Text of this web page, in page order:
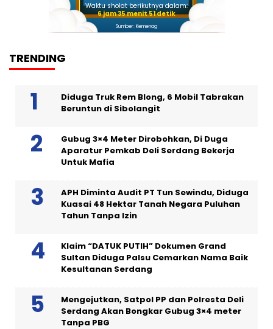
Waktu sholat berikutnya dalam:
6 jam 35 menit 51 detik
Sumber: Kemenag
TRENDING
Diduga Truk Rem Blong, 6 Mobil Tabrakan
Beruntun di Sibolangit
Gubug 3×4 Meter Dirobohkan, Di Duga
Aparatur Pemkab Deli Serdang Bekerja
Untuk Mafia
APH Diminta Audit PT Tun Sewindu, Diduga
Kuasai 48 Hektar Tanah Negara Puluhan
Tahun Tanpa Izin
Klaim “DATUK PUTIH” Dokumen Grand
Sultan Diduga Palsu Cemarkan Nama Baik
Kesultanan Serdang
Mengejutkan, Satpol PP dan Polresta Deli
Serdang Akan Bongkar Gubug 3×4 meter
Tanpa PBG